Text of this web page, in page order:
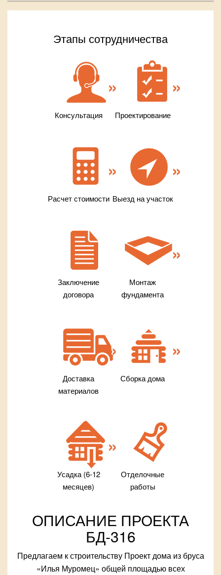
Этапы сотрудничества
Консультация Проектирование
Расчет стоимости Выезд на участок
Заключение
договора
Монтаж
фундамента
Доставка
материалов
Сборка дома
Усадка (6-12
месяцев)
Отделочные
работы
ОПИСАНИЕ ПРОЕКТА
БД-316
Предлагаем к строительству Проект дома из бруса
«Илья Муромец» общей площадью всех